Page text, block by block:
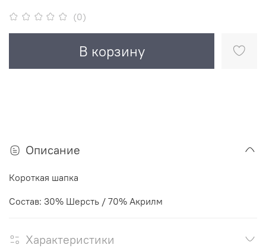
(0)
В корзину
Описание
Короткая шапка
Состав: 30% Шерсть / 70% Акрилм
Характеристики